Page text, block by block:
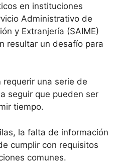
en instituciones
Administrativo de
y Extranjería (SAIME)
resultar un desafío para
una serie de
seguir que pueden ser
tiempo.
la falta de información
cumplir con requisitos
comunes.